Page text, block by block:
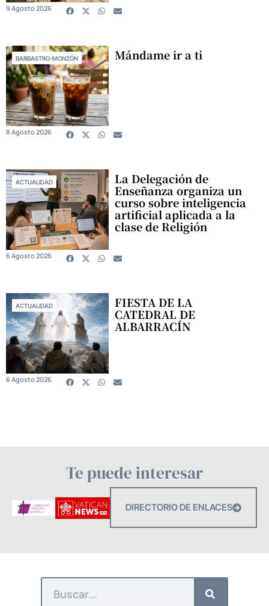
9 Agosto 2026
BARBASTRO-MONZÓN Mándame ir a ti
8 Agosto 2026
ACTUALIDAD La Delegación de
Enseñanza organiza un
curso sobre inteligencia
artificial aplicada a la
clase de Religión
6 Agosto 2026
ACTUALIDAD FIESTA DE LA
CATEDRAL DE
ALBARRACÍN
6 Agosto 2026
Te puede interesar
DIRECTORIO DE ENLACES